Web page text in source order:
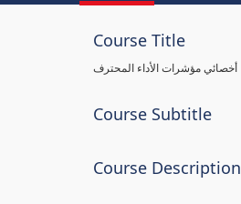
Course Title
أخصائي مؤشرات الأداء المحترف
Course Subtitle
Course Description